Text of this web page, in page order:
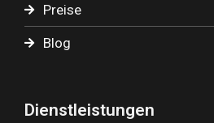
Preise
Blog
Dienstleistungen